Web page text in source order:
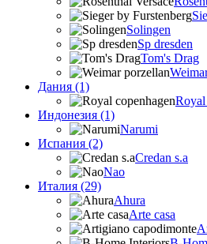
Solingen
Sp dresden
Tom's Drag
Дания (1)
Royal
Индонезия (1)
Narumi
Испания (2)
Credan s.a
Nao
Италия (29)
Ahura
Arte casa